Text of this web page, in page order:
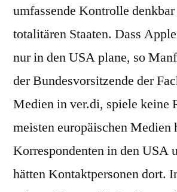
umfassende Kontrolle
totalitären Staaten. Dass
nur in den USA plane, so
der Bundesvorsitzende der
Medien in ver.di, spiele keine
meisten europäischen Medien
Korrespondenten in den USA
hätten Kontaktpersonen dort.